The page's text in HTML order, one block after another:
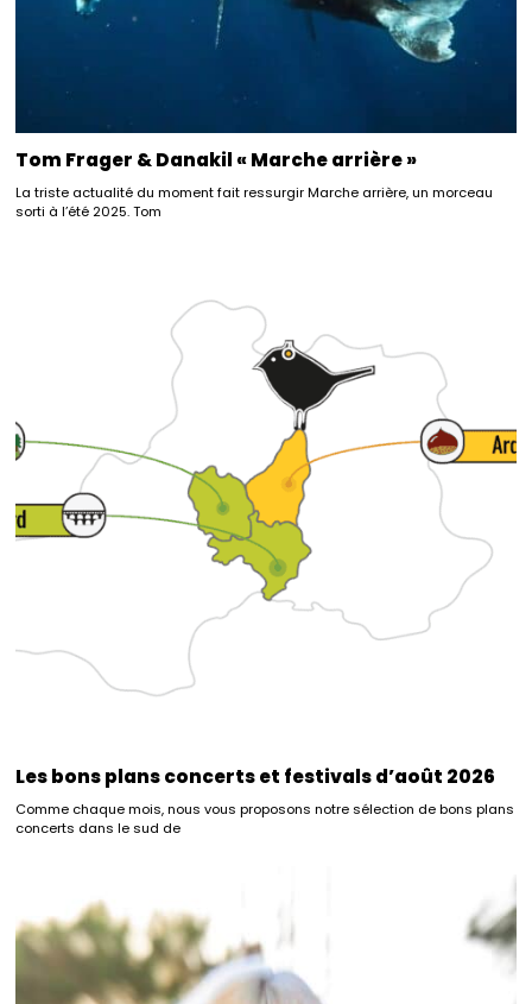
Tom Frager & Danakil « Marche arrière »
La triste actualité du moment fait ressurgir Marche arrière, un morceau
sorti à l’été 2025. Tom
Les bons plans concerts et festivals d’août 2026
Comme chaque mois, nous vous proposons notre sélection de bons plans
concerts dans le sud de